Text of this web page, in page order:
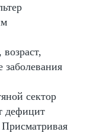
заболевания
сектор
дефицит